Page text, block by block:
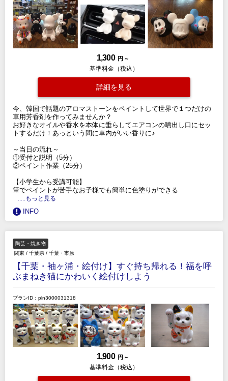
1,300 円 ～
基準料金（税込）
詳細を見る
今、韓国で話題のアロマストーンをペイントして世界で１つだけの
車用芳香剤を作ってみませんか？
お好きなオイルや香水を本体に垂らしてエアコンの噴出し口にセッ
トするだけ！あっという間に車内がいい香りに♪
～当日の流れ～
①受付と説明（5分）
②ペイント作業（25分）
【小学生から受講可能】
筆でペイントが苦手なお子様でも簡単に色塗りができる
.....もっと見る
INFO
陶芸・焼き物
関東 / 千葉県 / 千葉・市原
【千葉・袖ヶ浦・絵付け】すぐ持ち帰れる！福を呼
ぶまねき猫にかわいく絵付けしよう
プランID：pln3000031318
1,900 円 ～
基準料金（税込）